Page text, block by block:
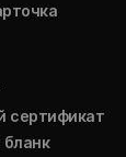
сертификат